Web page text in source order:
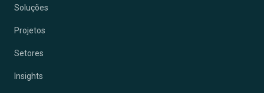
Soluções
Projetos
Setores
Insights